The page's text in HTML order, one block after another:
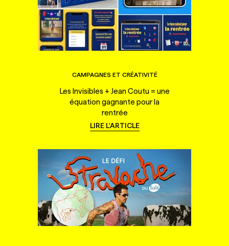
CAMPAGNES ET CRÉATIVITÉ
Les Invisibles + Jean Coutu = une
équation gagnante pour la
rentrée
LIRE L'ARTICLE